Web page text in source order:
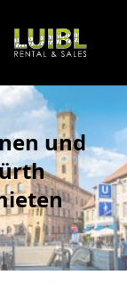
Luibl Rental
und